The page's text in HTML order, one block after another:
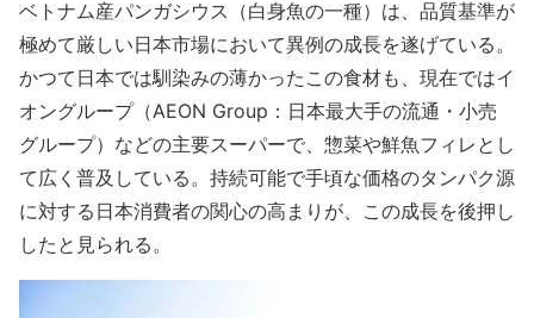
ベトナム産パンガシウス（白身魚の一種）は、品質基準が
極めて厳しい日本市場において異例の成長を遂げている。
かつて日本では馴染みの薄かったこの食材も、現在ではイ
オングループ（AEON Group：日本最大手の流通・小売
グループ）などの主要スーパーで、惣菜や鮮魚フィレとし
て広く普及している。持続可能で手頃な価格のタンパク源
に対する日本消費者の関心の高まりが、この成長を後押し
したと見られる。